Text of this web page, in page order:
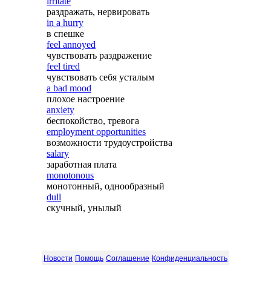
раздражать, нервировать
in a hurry
в спешке
feel annoyed
чувствовать раздражение
feel tired
чувствовать себя усталым
a bad mood
плохое настроение
anxiety
беспокойство, тревога
employment opportunities
возможности трудоустройства
salary
заработная плата
monotonous
монотонный, однообразный
dull
скучный, унылый
Новости Помощь Соглашение Конфиденциальность